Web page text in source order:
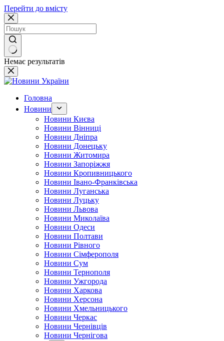
Перейти до вмісту
Немає результатів
Головна
Новини
Новини Києва
Новини Вінниці
Новини Дніпра
Новини Донецьку
Новини Житомира
Новини Запоріжжя
Новини Кропивницького
Новини Івано-Франківська
Новини Луганська
Новини Луцьку
Новини Львова
Новини Миколаїва
Новини Одеси
Новини Полтави
Новини Рівного
Новини Сімферополя
Новини Сум
Новини Тернополя
Новини Ужгорода
Новини Харкова
Новини Херсона
Новини Хмельницького
Новини Черкас
Новини Чернівців
Новини Чернігова